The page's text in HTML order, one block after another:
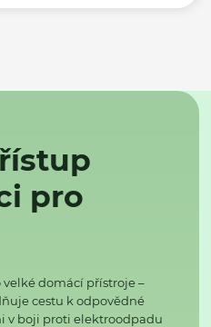
pro
domácí přístroje –
cestu k odpovědné
v boji proti elektroodpadu